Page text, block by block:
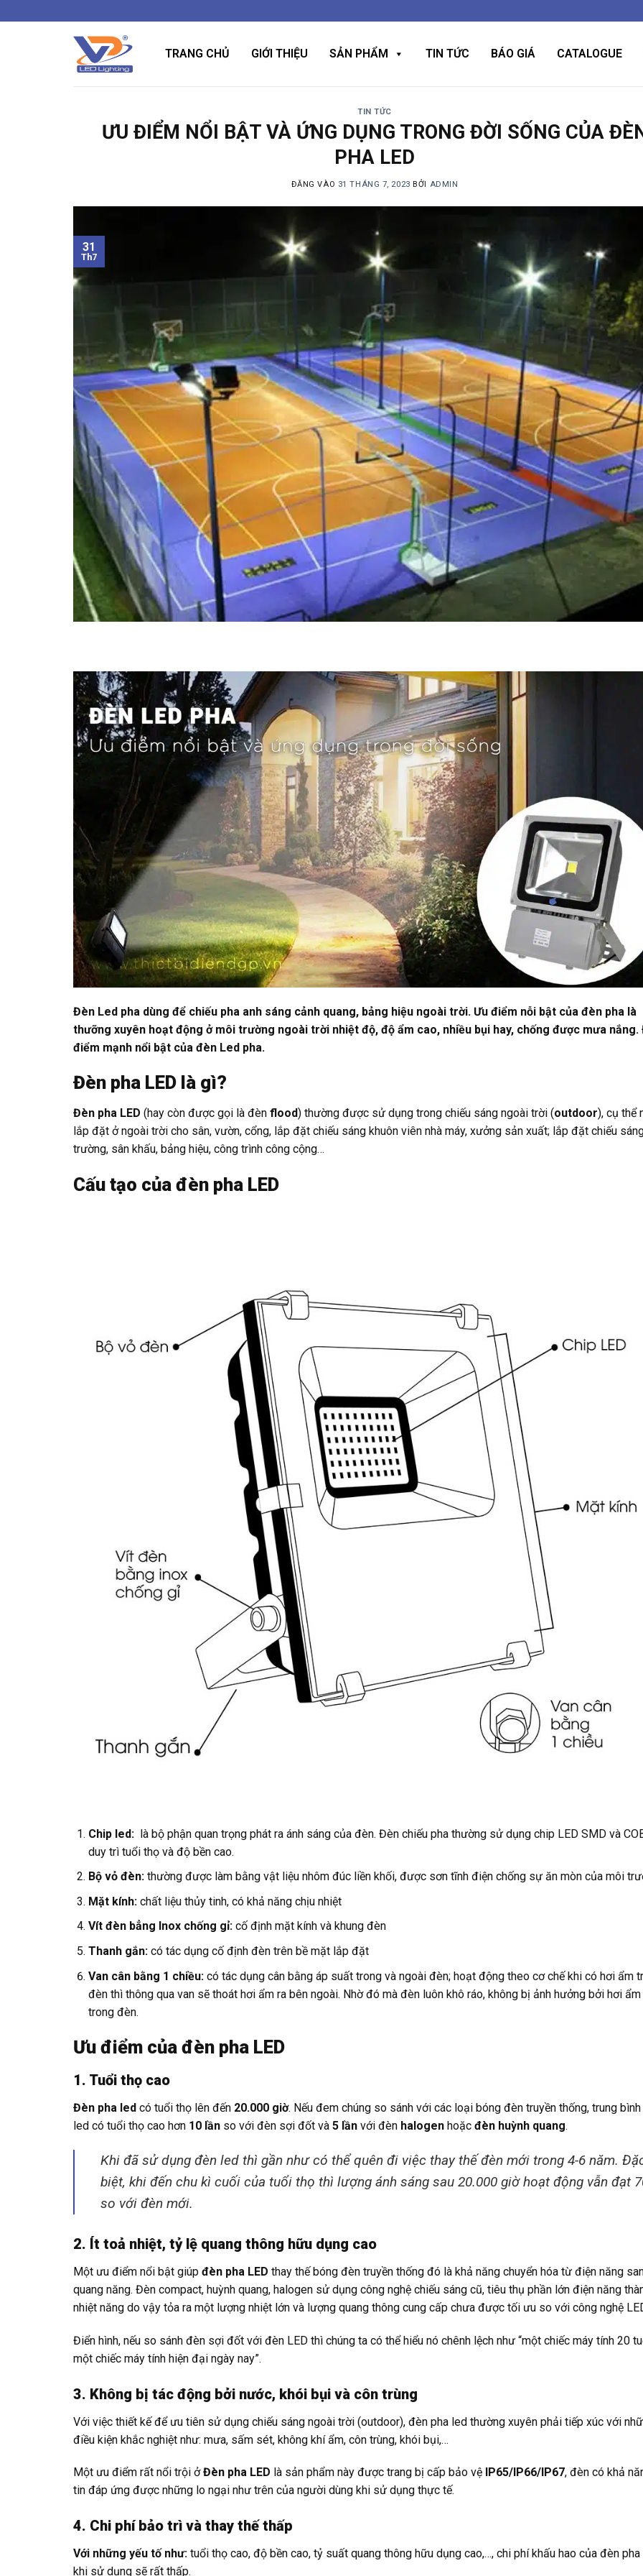
qua
TRANG CHỦ GIỚI THIỆU SẢN PHẨM TIN TỨC BÁO GIÁ CATALOGUE
TIN TỨC
ƯU ĐIỂM NỔI BẬT VÀ ỨNG DỤNG TRONG ĐỜI SỐNG CỦA
PHA LED
ĐĂNG VÀO 31 THÁNG 7, 2023 BỞI ADMIN
31
Th7
Đèn Led pha dùng để chiếu pha anh sáng cảnh quang, bảng hiệu ngoài trời. Ưu điểm nỗi bật của đèn pha là
thưỡng xuyên hoạt động ở môi trường ngoài trời nhiệt độ, độ ẩm cao, nhiều bụi hay, chống được mưa nắng.
điểm mạnh nổi bật của đèn Led pha.
Đèn pha LED là gì?
Đèn pha LED (hay còn được gọi là đèn flood) thường được sử dụng trong chiếu sáng ngoài trời (outdoor), cụ thể
lắp đặt ở ngoài trời cho sân, vườn, cổng, lắp đặt chiếu sáng khuôn viên nhà máy, xưởng sản xuất; lắp đặt chiếu
trường, sân khấu, bảng hiệu, công trình công cộng…
Cấu tạo của đèn pha LED
Chip led: là bộ phận quan trọng phát ra ánh sáng của đèn. Đèn chiếu pha thường sử dụng chip LED SMD và
duy trì tuổi thọ và độ bền cao.
Bộ vỏ đèn: thường được làm bằng vật liệu nhôm đúc liền khối, được sơn tĩnh điện chống sự ăn mòn của môi
Mặt kính:chất liệu thủy tinh, có khả năng chịu nhiệt
Vít đèn bẳng Inox chống gỉ:cố định mặt kính và khung đèn
Thanh gắn: có tác dụng cố định đèn trên bề mặt lắp đặt
Van cân bằng 1 chiều:có tác dụng cân bằng áp suất trong và ngoài đèn; hoạt động theo cơ chế khi có hơi ẩm
đèn thì thông qua van sẽ thoát hơi ẩm ra bên ngoài. Nhờ đó mà đèn luôn khô ráo, không bị ảnh hưởng bởi hơi
trong đèn.
Ưu điểm của đèn pha LED
1. Tuổi thọ cao
Đèn pha led có tuổi thọ lên đến 20.000 giờ. Nếu đem chúng so sánh với các loại bóng đèn truyền thống, trung
led có tuổi thọ cao hơn 10 lần so với đèn sợi đốt và 5 lần với đèn halogen hoặc đèn huỳnh quang.
Khi đã sử dụng đèn led thì gần như có thể quên đi việc thay thế đèn mới trong 4-6 năm.
biệt, khi đến chu kì cuối của tuổi thọ thì lượng ánh sáng sau 20.000 giờ hoạt động vẫn đạt
so với đèn mới.
2. Ít toả nhiệt, tỷ lệ quang thông hữu dụng cao
Một ưu điểm nổi bật giúp đèn pha LED thay thế bóng đèn truyền thống đó là khả năng chuyển hóa từ điện năng
quang năng. Đèn compact, huỳnh quang, halogen sử dụng công nghệ chiếu sáng cũ, tiêu thụ phần lớn điện năng
nhiệt năng do vậy tỏa ra một lượng nhiệt lớn và lượng quang thông cung cấp chưa được tối ưu so với công nghệ
Điển hình, nếu so sánh đèn sợi đốt với đèn LED thì chúng ta có thể hiểu nó chênh lệch như “một chiếc máy tính 20
một chiếc máy tính hiện đại ngày nay”.
3. Không bị tác động bởi nước, khói bụi và côn trùng
Với việc thiết kế để ưu tiên sử dụng chiếu sáng ngoài trời (outdoor), đèn pha led thường xuyên phải tiếp xúc với
điều kiện khắc nghiệt như: mưa, sấm sét, không khí ẩm, côn trùng, khói bụi,…
Một ưu điểm rất nổi trội ởĐèn pha LED là sản phẩm này được trang bị cấp bảo vệ IP65/IP66/IP67, đèn có khả
tin đáp ứng được những lo ngại như trên của người dùng khi sử dụng thực tế.
4. Chi phí bảo trì và thay thế thấp
Với những yếu tố như: tuổi thọ cao, độ bền cao, tỷ suất quang thông hữu dụng cao,…, chi phí khấu hao của đèn pha
khi sử dụng sẽ rất thấp.